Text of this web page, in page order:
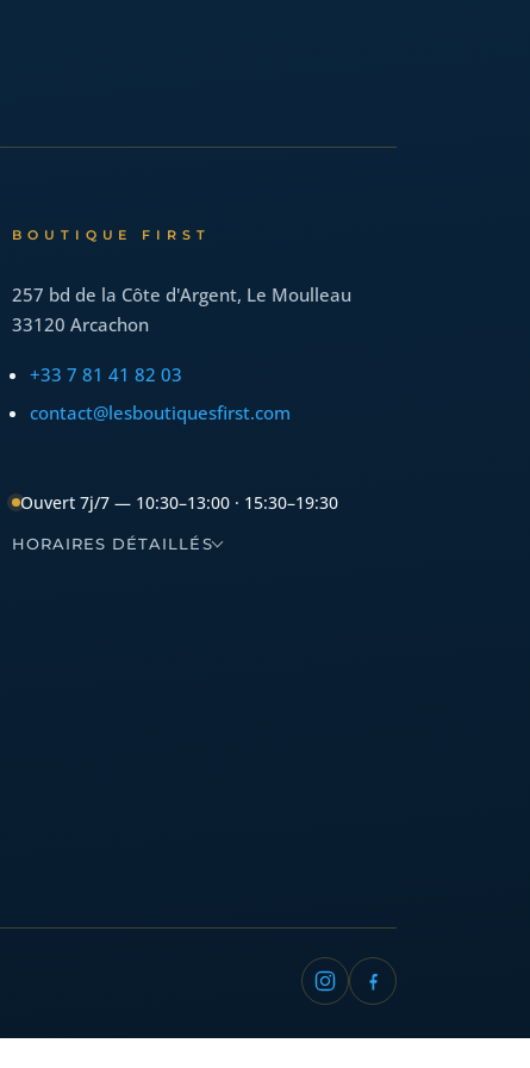
BOUTIQUE FIRST
257 bd de la Côte d'Argent, Le Moulleau
33120 Arcachon
+33 7 81 41 82 03
contact@lesboutiquesfirst.com
Ouvert 7j/7 — 10:30–13:00 · 15:30–19:30
HORAIRES DÉTAILLÉS